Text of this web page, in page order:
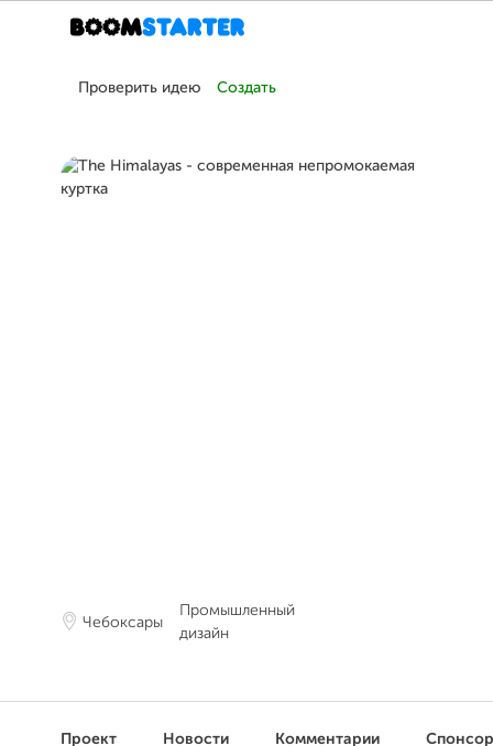
Проверить идею Создать
Чебоксары
Промышленный
дизайн
Проект Новости Комментарии